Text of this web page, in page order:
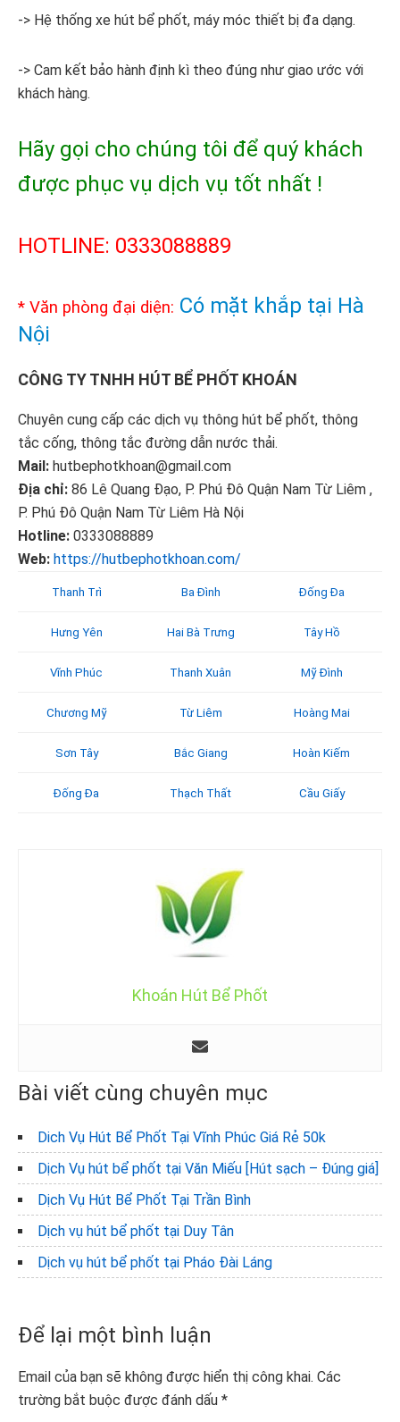
-> Hệ thống xe hút bể phốt, máy móc thiết bị đa dạng.
-> Cam kết bảo hành định kì theo đúng như giao ước với
khách hàng.
Hãy gọi cho chúng tôi để quý khách
được phục vụ dịch vụ tốt nhất !
HOTLINE: 0333088889
* Văn phòng đại diện: Có mặt khắp tại Hà
Nội
CÔNG TY TNHH HÚT BỂ PHỐT KHOÁN
Chuyên cung cấp các dịch vụ thông hút bể phốt, thông
tắc cống, thông tắc đường dẫn nước thải.
Mail: hutbephotkhoan@gmail.com
Địa chỉ: 86 Lê Quang Đạo, P. Phú Đô Quận Nam Từ Liêm ,
P. Phú Đô Quận Nam Từ Liêm Hà Nội
Hotline: 0333088889
Web: https://hutbephotkhoan.com/
Thanh Trì Ba Đình Đống Đa
Hưng Yên Hai Bà Trưng Tây Hồ
Vĩnh Phúc Thanh Xuân Mỹ Đình
Chương Mỹ Từ Liêm Hoàng Mai
Sơn Tây Bắc Giang Hoàn Kiếm
Đống Đa Thạch Thất Cầu Giấy
Khoán Hút Bể Phốt
Bài viết cùng chuyên mục
Dich Vụ Hút Bể Phốt Tại Vĩnh Phúc Giá Rẻ 50k
Dịch Vụ hút bể phốt tại Văn Miếu [Hút sạch – Đúng giá]
Dịch Vụ Hút Bể Phốt Tại Trần Bình
Dịch vụ hút bể phốt tại Duy Tân
Dịch vụ hút bể phốt tại Pháo Đài Láng
Reader
Interactions
Để lại một bình luận
Email của bạn sẽ không được hiển thị công khai. Các
trường bắt buộc được đánh dấu *